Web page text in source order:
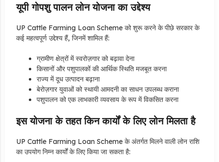
यूपी गोपशु पालन लोन योजना का उद्देश्य
UP Cattle Farming Loan Scheme को शुरू करने के पीछे सरकार के
कई महत्वपूर्ण उद्देश्य हैं, जिनमें शामिल हैं:
ग्रामीण क्षेत्रों में स्वरोज़गार को बढ़ावा देना
किसानों और पशुपालकों की आर्थिक स्थिति मजबूत करना
राज्य में दूध उत्पादन बढ़ाना
बेरोज़गार युवाओं को स्थायी आमदनी का साधन उपलब्ध कराना
पशुपालन को एक लाभकारी व्यवसाय के रूप में विकसित करना
इस योजना के तहत किन कार्यों के लिए लोन मिलता है
UP Cattle Farming Loan Scheme के अंतर्गत मिलने वाली लोन राशि
का उपयोग निम्न कार्यों के लिए किया जा सकता है: